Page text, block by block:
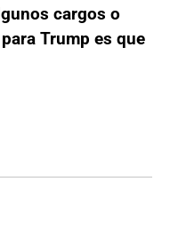
cargos o
Trump es que